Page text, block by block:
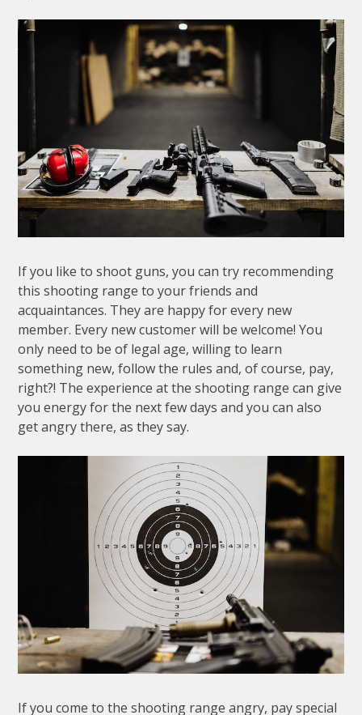
If you like to shoot guns, you can try recommending
this shooting range to your friends and
acquaintances. They are happy for every new
member. Every new customer will be welcome! You
only need to be of legal age, willing to learn
something new, follow the rules and, of course, pay,
right?! The experience at the shooting range can give
you energy for the next few days and you can also
get angry there, as they say.
If you come to the shooting range angry, pay special